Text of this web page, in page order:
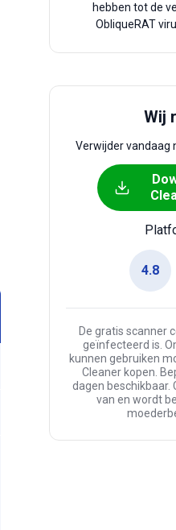
hebben tot de
ObliqueRAT
Wij
Verwijder vandaag
4.8
De gratis scanner
geïnfecteerd is.
kunnen gebruiken
Cleaner kopen.
dagen beschikbaar.
van en wordt